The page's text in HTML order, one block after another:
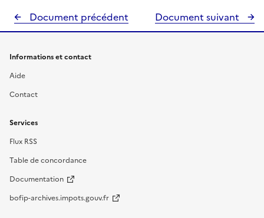
Document précédent Document suivant
Informations et contact
Aide
Contact
Services
Flux RSS
Table de concordance
Documentation
bofip-archives.impots.gouv.fr